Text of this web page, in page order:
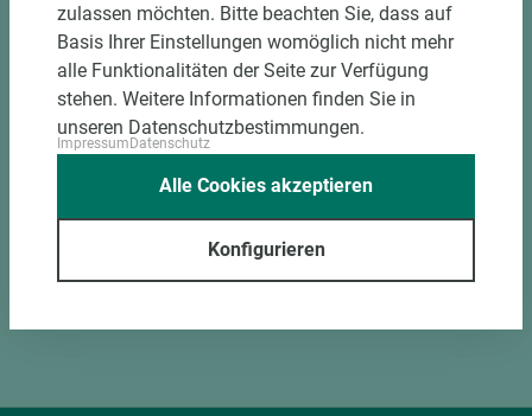
zulassen möchten. Bitte beachten Sie, dass auf
Basis Ihrer Einstellungen womöglich nicht mehr
alle Funktionalitäten der Seite zur Verfügung
stehen. Weitere Informationen finden Sie in
unseren Datenschutzbestimmungen.
ImpressumDatenschutz
Konfigurieren
Alle Cookies akzeptieren